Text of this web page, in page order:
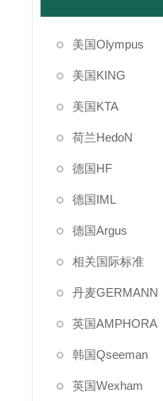
美国Olympus
美国KING
美国KTA
荷兰HedoN
德国HF
德国IML
德国Argus
相关国际标准
丹麦GERMANN
英国AMPHORA
韩国Qseeman
英国Wexham